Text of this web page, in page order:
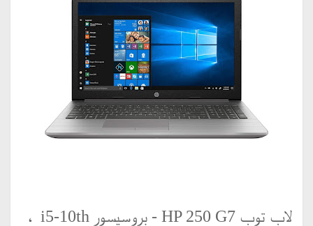
لاب توب HP 250 G7 - بروسيسور i5-10th ،